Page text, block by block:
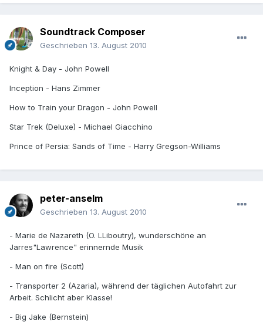
Soundtrack Composer
Geschrieben 13. August 2010
Knight & Day - John Powell
Inception - Hans Zimmer
How to Train your Dragon - John Powell
Star Trek (Deluxe) - Michael Giacchino
Prince of Persia: Sands of Time - Harry Gregson-Williams
peter-anselm
Geschrieben 13. August 2010
- Marie de Nazareth (O. LLiboutry), wunderschöne an
Jarres"Lawrence" erinnernde Musik
- Man on fire (Scott)
- Transporter 2 (Azaria), während der täglichen Autofahrt zur
Arbeit. Schlicht aber Klasse!
- Big Jake (Bernstein)